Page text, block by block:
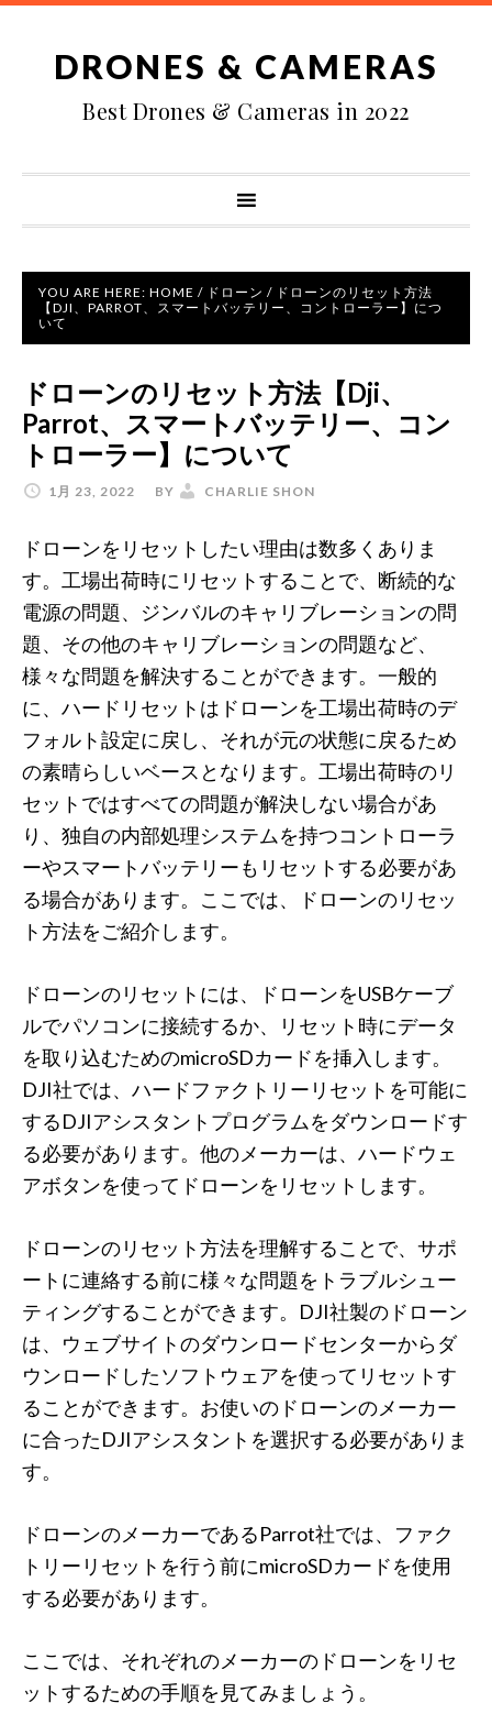
DRONES & CAMERAS
Best Drones & Cameras in 2022
YOU ARE HERE: HOME / ドローン / ドローンのリセット方法
【DJI、PARROT、スマートバッテリー、コントローラー】につ
いて
ドローンのリセット方法【Dji、
Parrot、スマートバッテリー、コン
トローラー】について
1月 23, 2022 BY CHARLIE SHON
ドローンをリセットしたい理由は数多くありま
す。工場出荷時にリセットすることで、断続的な
電源の問題、ジンバルのキャリブレーションの問
題、その他のキャリブレーションの問題など、
様々な問題を解決することができます。一般的
に、ハードリセットはドローンを工場出荷時のデ
フォルト設定に戻し、それが元の状態に戻るため
の素晴らしいベースとなります。工場出荷時のリ
セットではすべての問題が解決しない場合があ
り、独自の内部処理システムを持つコントローラ
ーやスマートバッテリーもリセットする必要があ
る場合があります。ここでは、ドローンのリセッ
ト方法をご紹介します。
ドローンのリセットには、ドローンをUSBケーブ
ルでパソコンに接続するか、リセット時にデータ
を取り込むためのmicroSDカードを挿入します。
DJI社では、ハードファクトリーリセットを可能に
するDJIアシスタントプログラムをダウンロードす
る必要があります。他のメーカーは、ハードウェ
アボタンを使ってドローンをリセットします。
ドローンのリセット方法を理解することで、サポ
ートに連絡する前に様々な問題をトラブルシュー
ティングすることができます。DJI社製のドローン
は、ウェブサイトのダウンロードセンターからダ
ウンロードしたソフトウェアを使ってリセットす
ることができます。お使いのドローンのメーカー
に合ったDJIアシスタントを選択する必要がありま
す。
ドローンのメーカーであるParrot社では、ファク
トリーリセットを行う前にmicroSDカードを使用
する必要があります。
ここでは、それぞれのメーカーのドローンをリセ
ットするための手順を見てみましょう。